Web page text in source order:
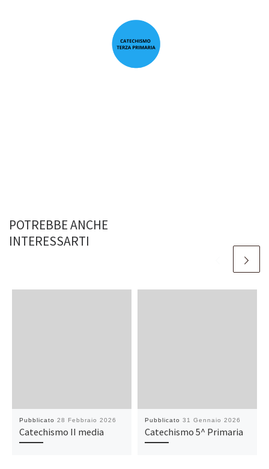
POTREBBE ANCHE
INTERESSARTI
Pubblicato 28 Febbraio 2026
Catechismo II media
Pubblicato 31 Gennaio 2026
Catechismo 5^ Primaria